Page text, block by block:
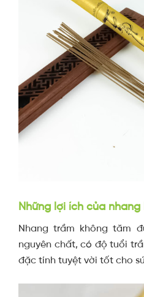
Những lợi ích của
Nhang trầm không tăm
nguyên chất, có độ tuổi
đặc tính tuyệt vời tốt cho